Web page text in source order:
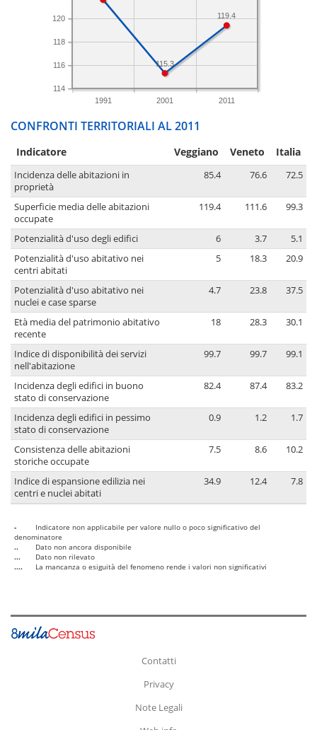
1991 2001 2011
114
116
118
120 119.4
115.3
CONFRONTI TERRITORIALI AL 2011
Indicatore Veggiano Veneto Italia
Incidenza delle abitazioni in
proprietà
85.4 76.6 72.5
Superficie media delle abitazioni
occupate
119.4 111.6 99.3
Potenzialità d'uso degli edifici 6 3.7
5.1
Potenzialità d'uso abitativo nei
centri abitati
5 18.3 20.9
Potenzialità d'uso abitativo nei
nuclei e case sparse
4.7 23.8 37.5
Età media del patrimonio abitativo
recente
18 28.3 30.1
Indice di disponibilità dei servizi
nell'abitazione
99.7 99.7 99.1
Incidenza degli edifici in buono
stato di conservazione
82.4 87.4 83.2
Incidenza degli edifici in pessimo
stato di conservazione
0.9 1.2 1.7
Consistenza delle abitazioni
storiche occupate
7.5 8.6 10.2
Indice di espansione edilizia nei
centri e nuclei abitati
34.9 12.4 7.8
-
Indicatore non applicabile per valore nullo o poco significativo del
denominatore
..
Dato non ancora disponibile
...
Dato non rilevato
....
La mancanza o esiguità del fenomeno rende i valori non significativi
Contatti
Privacy
Note Legali